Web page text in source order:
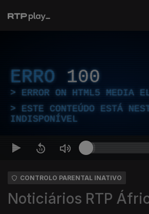
ERRO 100
ERROR ON HTML5 MEDIA
ESTE CONTEÚDO ESTÁ
INDISPONÍVEL
CONTROLO PARENTAL INATIVO
Noticiários RTP